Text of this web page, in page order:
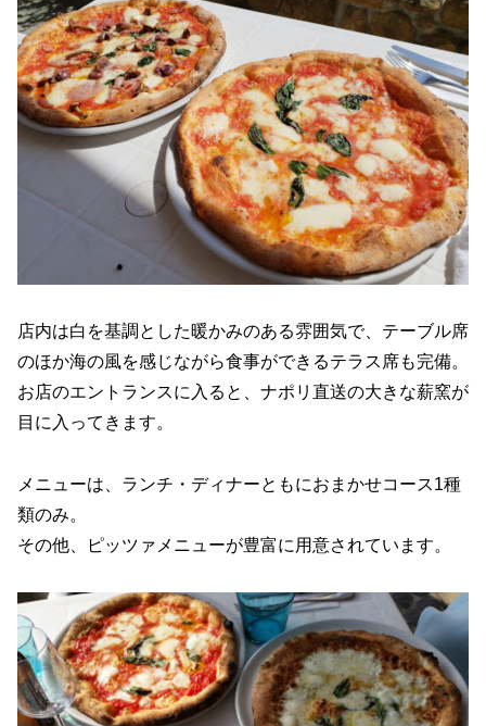
店内は白を基調とした暖かみのある雰囲気で、テーブル席
のほか海の風を感じながら食事ができるテラス席も完備。
お店のエントランスに入ると、ナポリ直送の大きな薪窯が
目に入ってきます。
メニューは、ランチ・ディナーともにおまかせコース1種
類のみ。
その他、ピッツァメニューが豊富に用意されています。